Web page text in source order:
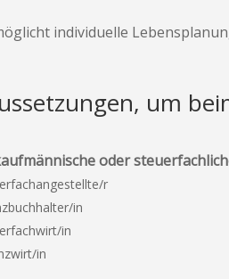
individuelle
um
oder
r
in
in
in